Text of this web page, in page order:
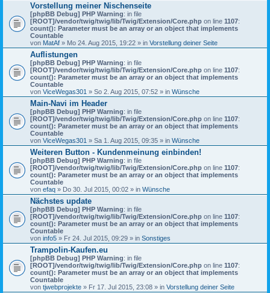
Vorstellung meiner Nischenseite
[phpBB Debug] PHP Warning: in file
[ROOT]/vendor/twig/twig/lib/Twig/Extension/Core.php on line 1107:
count(): Parameter must be an array or an object that implements
Countable
von MatAf » Mo 24. Aug 2015, 19:22 » in Vorstellung deiner Seite
Auflistungen
[phpBB Debug] PHP Warning: in file
[ROOT]/vendor/twig/twig/lib/Twig/Extension/Core.php on line 1107:
count(): Parameter must be an array or an object that implements
Countable
von ViceWegas301 » So 2. Aug 2015, 07:52 » in Wünsche
Main-Navi im Header
[phpBB Debug] PHP Warning: in file
[ROOT]/vendor/twig/twig/lib/Twig/Extension/Core.php on line 1107:
count(): Parameter must be an array or an object that implements
Countable
von ViceWegas301 » Sa 1. Aug 2015, 09:35 » in Wünsche
Weiteren Button - Kundenmeinung einbinden!
[phpBB Debug] PHP Warning: in file
[ROOT]/vendor/twig/twig/lib/Twig/Extension/Core.php on line 1107:
count(): Parameter must be an array or an object that implements
Countable
von efaq » Do 30. Jul 2015, 00:02 » in Wünsche
Nächstes update
[phpBB Debug] PHP Warning: in file
[ROOT]/vendor/twig/twig/lib/Twig/Extension/Core.php on line 1107:
count(): Parameter must be an array or an object that implements
Countable
von info5 » Fr 24. Jul 2015, 09:29 » in Sonstiges
Trampolin-Kaufen.eu
[phpBB Debug] PHP Warning: in file
[ROOT]/vendor/twig/twig/lib/Twig/Extension/Core.php on line 1107:
count(): Parameter must be an array or an object that implements
Countable
von tjwebprojekte » Fr 17. Jul 2015, 23:08 » in Vorstellung deiner Seite